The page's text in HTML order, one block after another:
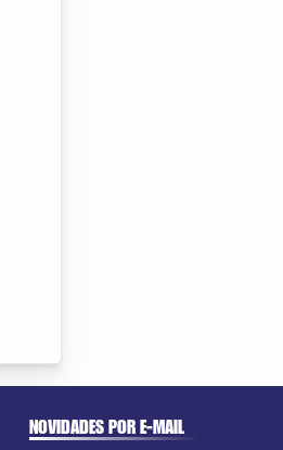
NOVIDADES POR E-MAIL